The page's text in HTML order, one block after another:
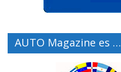
AUTO Magazine es …